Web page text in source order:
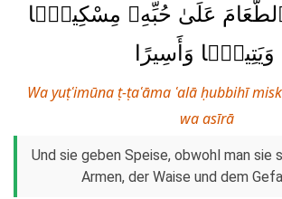
عَلَىٰ حُبِّهِۦ مِسْكِينًۭا
وَيَتِيمًۭا وَأَسِيرًا
Wa yuṭʿimūna ṭ-ṭaʿāma ʿalā ḥubbihī
wa asīrā
Und sie geben Speise, obwohl man sie
Armen, der Waise und dem